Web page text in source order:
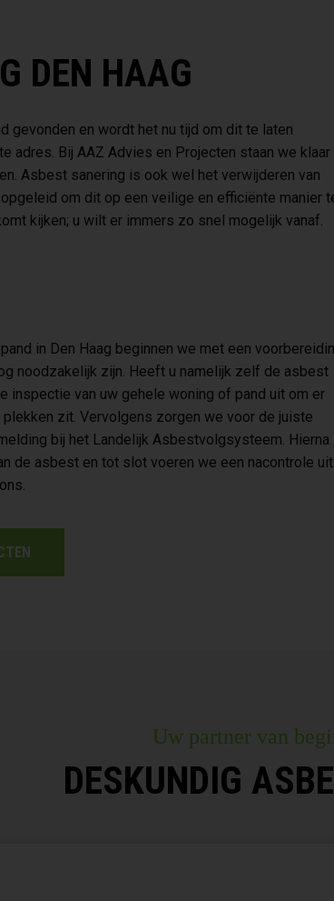
DEN HAAG
gevonden en wordt het nu tijd om dit te laten
adres. Bij AAZ Advies en Projecten staan we klaar
Asbest sanering is ook wel het verwijderen van
om dit op een veilige en efficiënte manier
kijken; u wilt er immers zo snel mogelijk vanaf.
in Den Haag beginnen we met een
noodzakelijk zijn. Heeft u namelijk zelf de asbest
inspectie van uw gehele woning of pand uit om er
zit. Vervolgens zorgen we voor de juiste
bij het Landelijk Asbestvolgsysteem. Hierna
de asbest en tot slot voeren we een nacontrole uit.
Uw partner van
DESKUNDIG